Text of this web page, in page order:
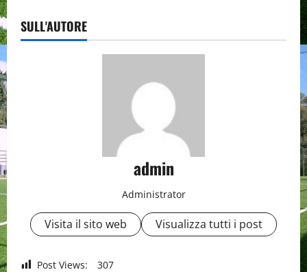
SULL'AUTORE
admin
Administrator
Visita il sito web Visualizza tutti i post
Post Views: 307